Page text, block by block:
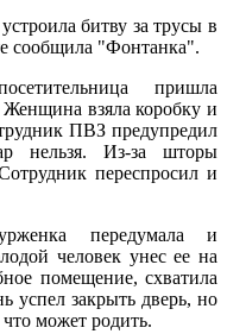
битву за трусы в
"Фонтанка".
пришла
взяла коробку и
ПВЗ предупредил
нельзя. Из-за шторы
переспросил и
передумала и
человек унес ее на
помещение, схватила
успел закрыть дверь, но
что может родить.